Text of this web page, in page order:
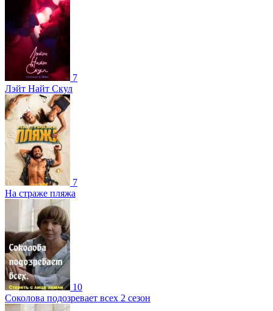
7
Лэйт Найт Скул
7
На страже пляжа
10
Соколова подозревает всех 2 сезон